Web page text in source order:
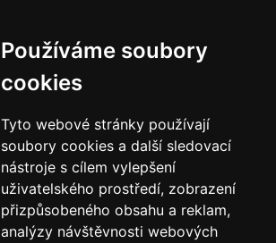
Používáme soubory
cookies
Tyto webové stránky používají
soubory cookies a další sledovací
nástroje s cílem vylepšení
uživatelského prostředí, zobrazení
přizpůsobeného obsahu a reklam,
analýzy návštěvnosti webových